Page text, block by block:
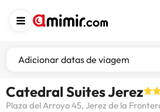
Adicionar datas de viagem
Catedral Suites Jerez
Plaza del Arroyo 45, Jerez de la